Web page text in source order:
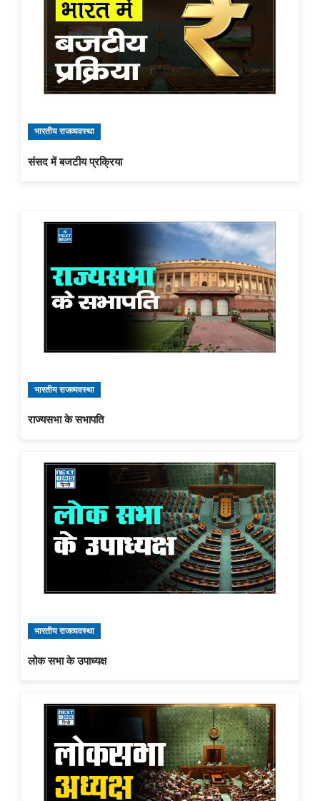
भारतीय राजव्यवस्था
संसद में बजटीय प्रक्रिया
भारतीय राजव्यवस्था
राज्यसभा के सभापति
भारतीय राजव्यवस्था
लोक सभा के उपाध्यक्ष